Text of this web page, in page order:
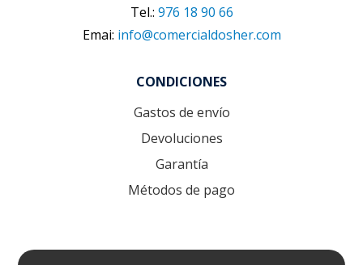
Tel.: 976 18 90 66
Emai: info@comercialdosher.com
CONDICIONES
Gastos de envío
Devoluciones
Garantía
Métodos de pago